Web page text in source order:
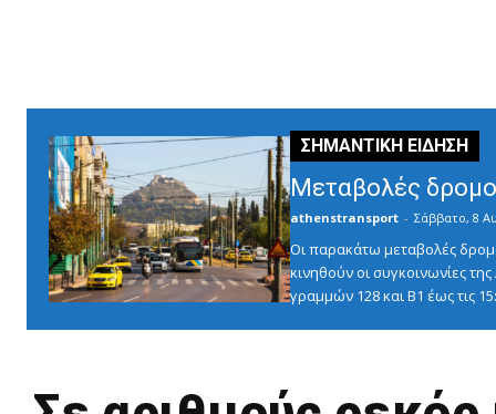
Μεταβολές
athenstransport - Σάββατο, 8
Οι παρακάτω μεταβολές
κινηθούν οι συγκοινωνίες
γραμμών 128 και Β1 έως τις